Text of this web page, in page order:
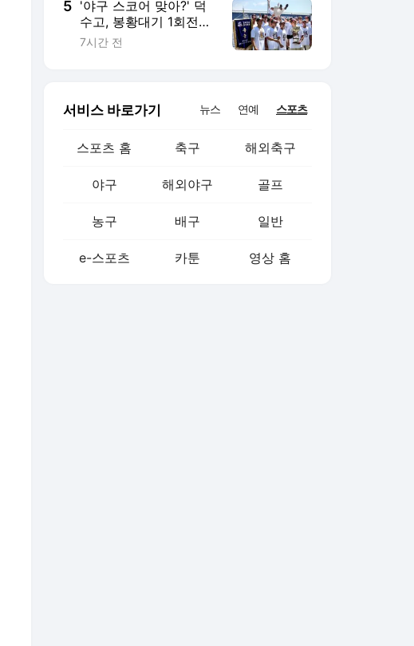
5 '야구 스코어 맞아?' 덕
수고, 봉황대기 1회전서
42-0으로 콜드 승
7시간 전
서비스 바로가기 뉴스 연예 스포츠
스포츠 홈 축구 해외축구
야구 해외야구 골프
농구 배구 일반
e-스포츠 카툰 영상 홈